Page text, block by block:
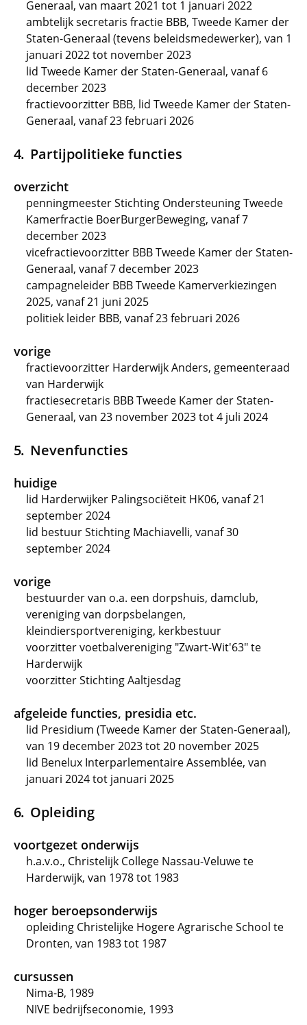
Generaal, van maart 2021 tot 1 januari 2022
ambtelijk secretaris fractie BBB, Tweede Kamer der
Staten-Generaal (tevens beleidsmedewerker), van 1
januari 2022 tot november 2023
lid Tweede Kamer der Staten-Generaal, vanaf 6
december 2023
fractievoorzitter BBB, lid Tweede Kamer der Staten-
Generaal, vanaf 23 februari 2026
Partijpolitieke functies
overzicht
penningmeester Stichting Ondersteuning Tweede
Kamerfractie BoerBurgerBeweging, vanaf 7
december 2023
vicefractievoorzitter BBB Tweede Kamer der Staten-
Generaal, vanaf 7 december 2023
campagneleider BBB Tweede Kamerverkiezingen
2025, vanaf 21 juni 2025
politiek leider BBB, vanaf 23 februari 2026
vorige
fractievoorzitter Harderwijk Anders, gemeenteraad
van Harderwijk
fractiesecretaris BBB Tweede Kamer der Staten-
Generaal, van 23 november 2023 tot 4 juli 2024
Nevenfuncties
huidige
lid Harderwijker Palingsociëteit HK06, vanaf 21
september 2024
lid bestuur Stichting Machiavelli, vanaf 30
september 2024
vorige
bestuurder van o.a. een dorpshuis, damclub,
vereniging van dorpsbelangen,
kleindiersportvereniging, kerkbestuur
voorzitter voetbalvereniging "Zwart-Wit'63" te
Harderwijk
voorzitter Stichting Aaltjesdag
afgeleide functies, presidia etc.
lid Presidium (Tweede Kamer der Staten-Generaal),
van 19 december 2023 tot 20 november 2025
lid Benelux Interparlementaire Assemblée, van
januari 2024 tot januari 2025
Opleiding
voortgezet onderwijs
h.a.v.o., Christelijk College Nassau-Veluwe te
Harderwijk, van 1978 tot 1983
hoger beroepsonderwijs
opleiding Christelijke Hogere Agrarische School te
Dronten, van 1983 tot 1987
cursussen
Nima-B, 1989
NIVE bedrijfseconomie, 1993